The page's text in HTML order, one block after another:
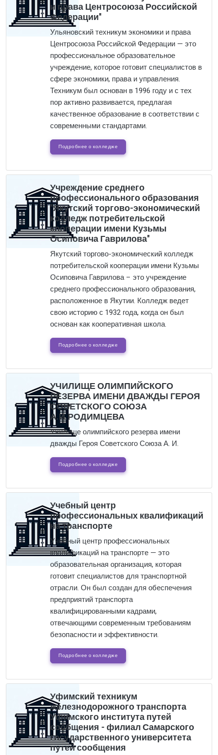
и права Центросоюза Российской
Федерации"
Ульяновский техникум экономики и права
Центросоюза Российской Федерации — это
профессиональное образовательное
учреждение, которое готовит специалистов в
сфере экономики, права и управления.
Техникум был основан в 1996 году и с тех
пор активно развивается, предлагая
качественное образование в соответствии с
современными стандартами.
Подробнее о колледже
Учреждение среднего
профессионального образования
"Якутский торгово-экономический
колледж потребительской
кооперации имени Кузьмы
Осиповича Гаврилова"
Якутский торгово-экономический колледж
потребительской кооперации имени Кузьмы
Осиповича Гаврилова – это учреждение
среднего профессионального образования,
расположенное в Якутии. Колледж ведет
свою историю с 1932 года, когда он был
основан как кооперативная школа.
Подробнее о колледже
УЧИЛИЩЕ ОЛИМПИЙСКОГО
РЕЗЕРВА ИМЕНИ ДВАЖДЫ ГЕРОЯ
СОВЕТСКОГО СОЮЗА
А.И.РОДИМЦЕВА
Училище олимпийского резерва имени
дважды Героя Советского Союза А. И.
Подробнее о колледже
Учебный центр
профессиональных квалификаций
на транспорте
Учебный центр профессиональных
квалификаций на транспорте — это
образовательная организация, которая
готовит специалистов для транспортной
отрасли. Он был создан для обеспечения
предприятий транспорта
квалифицированными кадрами,
отвечающими современным требованиям
безопасности и эффективности.
Подробнее о колледже
Уфимский техникум
железнодорожного транспорта
Уфимского института путей
сообщения - филиал Самарского
государственного университета
путей сообщения